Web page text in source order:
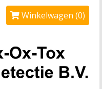
Winkelwagen (0)